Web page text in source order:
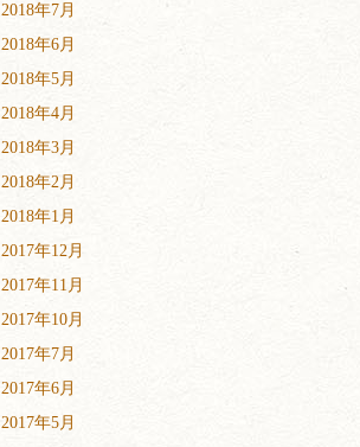
2018年7月
2018年6月
2018年5月
2018年4月
2018年3月
2018年2月
2018年1月
2017年12月
2017年11月
2017年10月
2017年7月
2017年6月
2017年5月